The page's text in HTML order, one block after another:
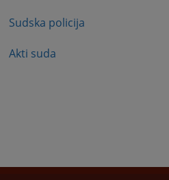
Sudska policija
Akti suda